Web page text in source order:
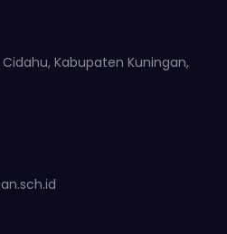
Cidahu, Kabupaten Kuningan,